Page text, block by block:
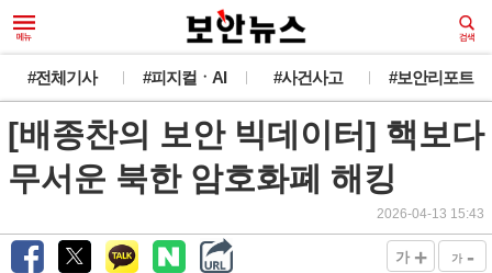
#전체기사 #피지컬ㆍAI #사건사고 #보안리포트
[배종찬의 보안 빅데이터] 핵보다
무서운 북한 암호화폐 해킹
2026-04-13 15:43
가 + 가 -